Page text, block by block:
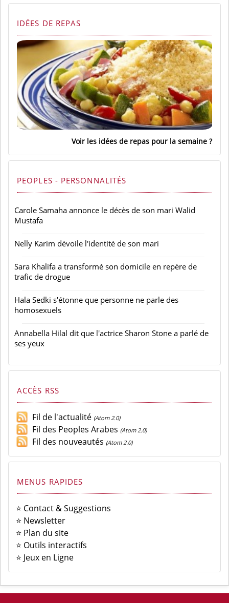
IDÉES DE REPAS
Voir les idées de repas pour la semaine
PEOPLES - PERSONNALITÉS
Carole Samaha annonce le décès de son mari Walid
Mustafa
Nelly Karim dévoile l'identité de son mari
Sara Khalifa a transformé son domicile en repère de
trafic de drogue
Hala Sedki s'étonne que personne ne parle des
homosexuels
Annabella Hilal dit que l'actrice Sharon Stone a parlé de
ses yeux
ACCÈS RSS
Fil de l'actualité (Atom 2.0)
Fil des Peoples Arabes (Atom 2.0)
Fil des nouveautés (Atom 2.0)
MENUS RAPIDES
⭐ Contact & Suggestions
⭐ Newsletter
⭐ Plan du site
⭐ Outils interactifs
⭐ Jeux en Ligne